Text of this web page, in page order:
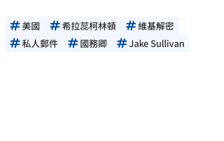
美國 希拉蕊柯林頓
維基解密
私人郵件
國務卿 Jake Sullivan